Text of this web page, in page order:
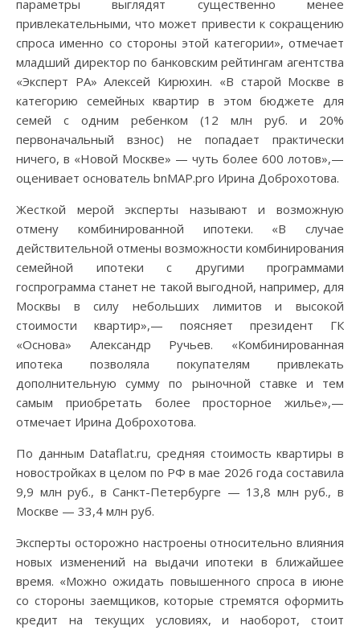
параметры выглядят существенно менее
привлекательными, что может привести к сокращению
спроса именно со стороны этой категории», отмечает
младший директор по банковским рейтингам агентства
«Эксперт РА» Алексей Кирюхин. «В старой Москве в
категорию семейных квартир в этом бюджете для
семей с одним ребенком (12 млн руб. и 20%
первоначальный взнос) не попадает практически
ничего, в «Новой Москве» — чуть более 600 лотов»,—
оценивает основатель bnMAP.pro Ирина Доброхотова.
Жесткой мерой эксперты называют и возможную
отмену комбинированной ипотеки. «В случае
действительной отмены возможности комбинирования
семейной ипотеки с другими программами
госпрограмма станет не такой выгодной, например, для
Москвы в силу небольших лимитов и высокой
стоимости квартир»,— поясняет президент ГК
«Основа» Александр Ручьев. «Комбинированная
ипотека позволяла покупателям привлекать
дополнительную сумму по рыночной ставке и тем
самым приобретать более просторное жилье»,—
отмечает Ирина Доброхотова.
По данным Dataflat.ru, средняя стоимость квартиры в
новостройках в целом по РФ в мае 2026 года составила
9,9 млн руб., в Санкт-Петербурге — 13,8 млн руб., в
Москве — 33,4 млн руб.
Эксперты осторожно настроены относительно влияния
новых изменений на выдачи ипотеки в ближайшее
время. «Можно ожидать повышенного спроса в июне
со стороны заемщиков, которые стремятся оформить
кредит на текущих условиях, и наоборот, стоит